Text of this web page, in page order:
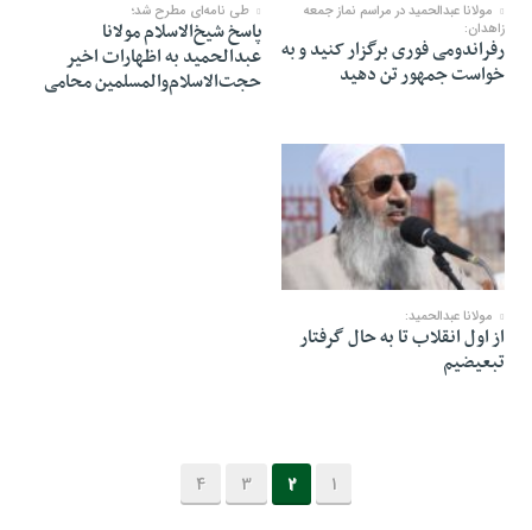
مولانا عبدالحمید در مراسم نماز جمعه
زاهدان:
رفراندومی فوری برگزار کنید و به
خواست جمهور تن دهید
طی نامه‌ای مطرح شد؛
پاسخ شیخ‌الاسلام مولانا
عبدالحمید به اظهارات اخیر
حجت‌الاسلام‌والمسلمین محامی
28 اکتبر 2022
مولانا عبدالحمید:
از اول انقلاب تا به حال گرفتار
تبعیضیم
1
2
3
4